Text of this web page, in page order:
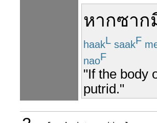
หากซาก
haakL saakF
naoF
"If the body
putrid."